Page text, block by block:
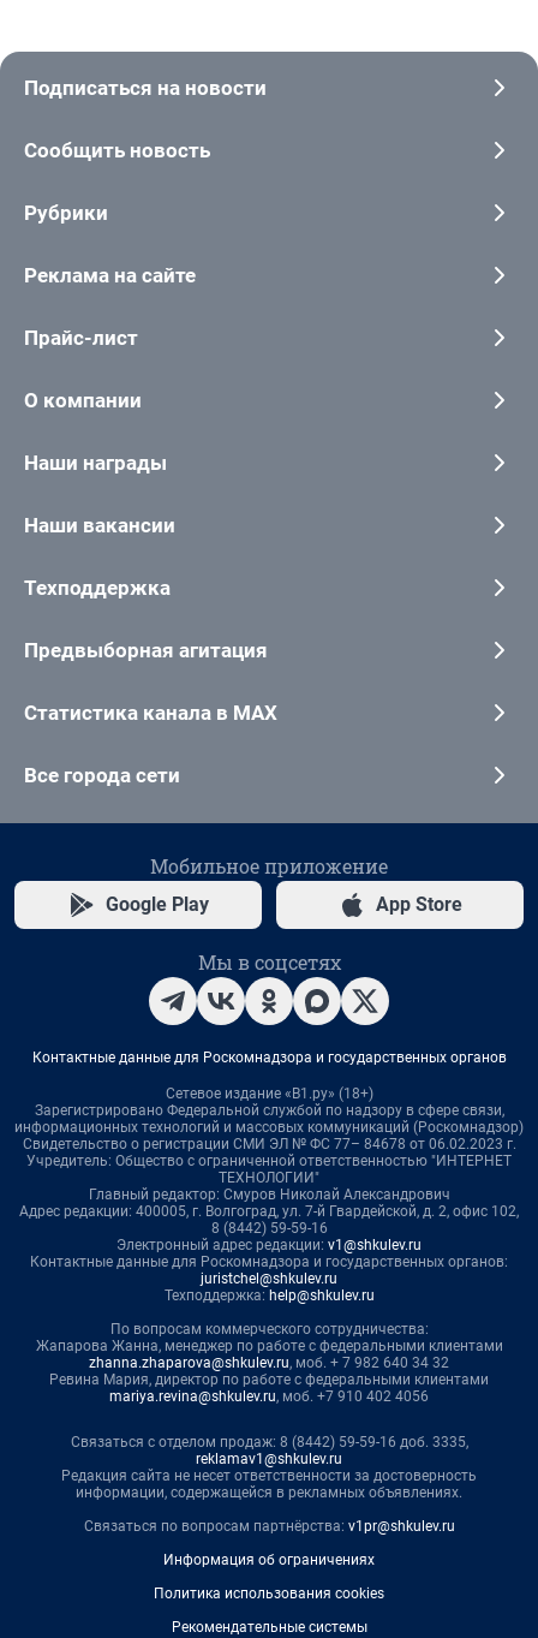
Подписаться на новости
Сообщить новость
Рубрики
Реклама на сайте
Прайс-лист
О компании
Наши награды
Наши вакансии
Техподдержка
Предвыборная агитация
Статистика канала в MAX
Все города сети
Мобильное приложение
Google Play App Store
Мы в соцсетях
Контактные данные для Роскомнадзора и государственных органов
Сетевое издание «В1.ру» (18+)
Зарегистрировано Федеральной службой по надзору в сфере связи,
информационных технологий и массовых коммуникаций (Роскомнадзор)
Свидетельство о регистрации СМИ ЭЛ № ФС 77– 84678 от 06.02.2023 г.
Учредитель: Общество с ограниченной ответственностью "ИНТЕРНЕТ
ТЕХНОЛОГИИ"
Главный редактор: Смуров Николай Александрович
Адрес редакции: 400005, г. Волгоград, ул. 7-й Гвардейской, д. 2, офис 102,
8 (8442) 59-59-16
Электронный адрес редакции: v1@shkulev.ru
Контактные данные для Роскомнадзора и государственных органов:
juristchel@shkulev.ru
Техподдержка: help@shkulev.ru
По вопросам коммерческого сотрудничества:
Жапарова Жанна, менеджер по работе с федеральными клиентами
zhanna.zhaparova@shkulev.ru, моб. + 7 982 640 34 32
Ревина Мария, директор по работе с федеральными клиентами
mariya.revina@shkulev.ru, моб. +7 910 402 4056
Связаться с отделом продаж: 8 (8442) 59-59-16 доб. 3335,
reklamav1@shkulev.ru
Редакция сайта не несет ответственности за достоверность
информации, содержащейся в рекламных объявлениях.
Связаться по вопросам партнёрства: v1pr@shkulev.ru
Информация об ограничениях
Политика использования cookies
Рекомендательные системы